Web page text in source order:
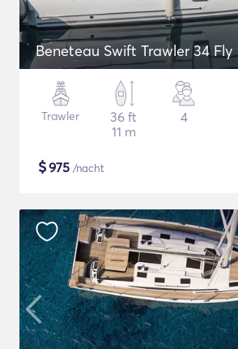
Beneteau Swift Trawler 34 Fly
Trawler
36 ft
11 m
4
$975 /nacht